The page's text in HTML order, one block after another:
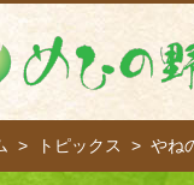
トピックス やね